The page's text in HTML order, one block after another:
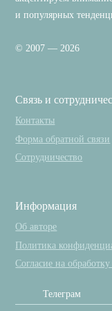
и популярных
© 2007 — 2026
Связь и
Контакты
Форма обратной связи
Сотрудничество
Информация
Об авторе
Политика
Согласие на
Телеграм